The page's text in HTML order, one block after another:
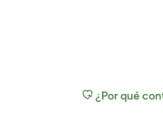
¿Por qué